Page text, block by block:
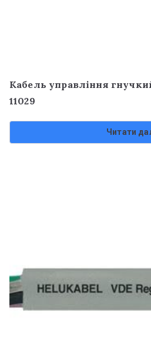
Кабель управління
11029
Читати